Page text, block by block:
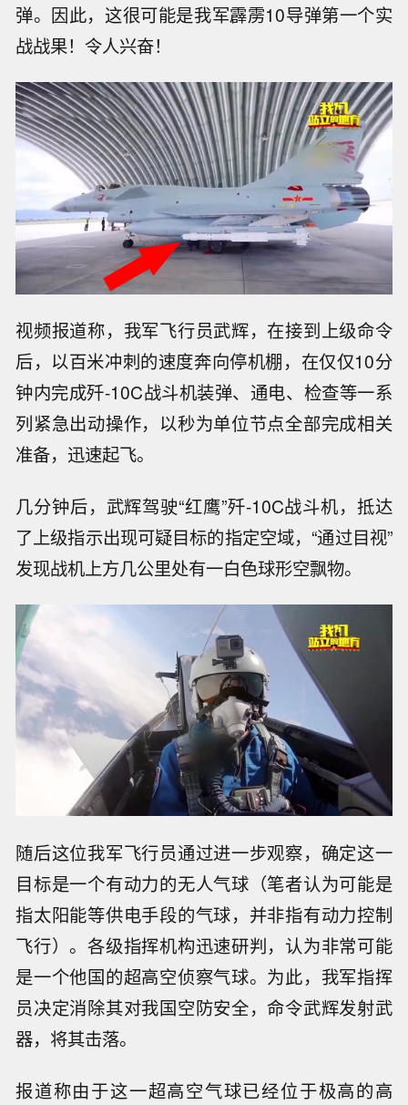
弹。因此，这很可能是我军霹雳10导弹第一个实
战战果！令人兴奋！
视频报道称，我军飞行员武辉，在接到上级命令
后，以百米冲刺的速度奔向停机棚，在仅仅10分
钟内完成歼-10C战斗机装弹、通电、检查等一系
列紧急出动操作，以秒为单位节点全部完成相关
准备，迅速起飞。
几分钟后，武辉驾驶“红鹰”歼-10C战斗机，抵达
了上级指示出现可疑目标的指定空域，“通过目视”
发现战机上方几公里处有一白色球形空飘物。
随后这位我军飞行员通过进一步观察，确定这一
目标是一个有动力的无人气球（笔者认为可能是
指太阳能等供电手段的气球，并非指有动力控制
飞行）。各级指挥机构迅速研判，认为非常可能
是一个他国的超高空侦察气球。为此，我军指挥
员决定消除其对我国空防安全，命令武辉发射武
器，将其击落。
报道称由于这一超高空气球已经位于极高的高